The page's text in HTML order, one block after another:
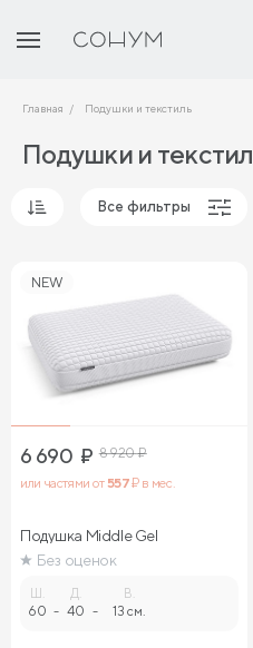
Главная Подушки и текстиль
Подушки и
Сначала дешевые
Сначала дорогие
Все фильтры
NEW
6 690 ₽ 8 920₽
или частями от557₽ в мес.
Подушка Middle Gel
Без оценок
Ш.
60 -
Д.
40 -
В.
13 см.